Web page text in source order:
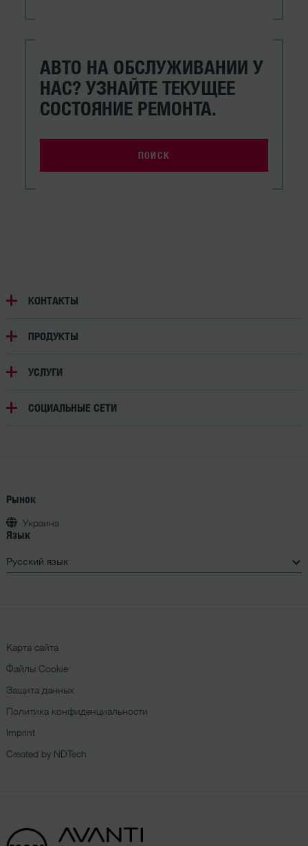
АВТО НА ОБСЛУЖИВАНИИ У
НАС? УЗНАЙТЕ ТЕКУЩЕЕ
СОСТОЯНИЕ РЕМОНТА.
ПОИСК
КОНТАКТЫ
ПРОДУКТЫ
УСЛУГИ
СОЦИАЛЬНЫЕ СЕТИ
Рынок
Украина
Язык
Карта сайта
Файлы Cookie
Защита данных
Политика конфиденциальности
Imprint
Created by NDTech